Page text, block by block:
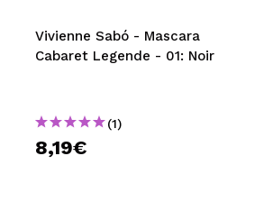
Vivienne Sabó - Mascara
Cabaret Legende - 01: Noir
(1)
8,19€